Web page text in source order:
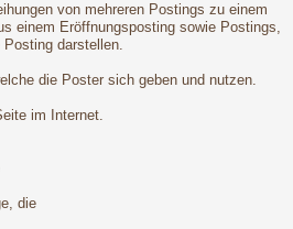
von mehreren Postings zu einem
einem Eröffnungsposting sowie Postings,
darstellen.
die Poster sich geben und nutzen.
im Internet.
die